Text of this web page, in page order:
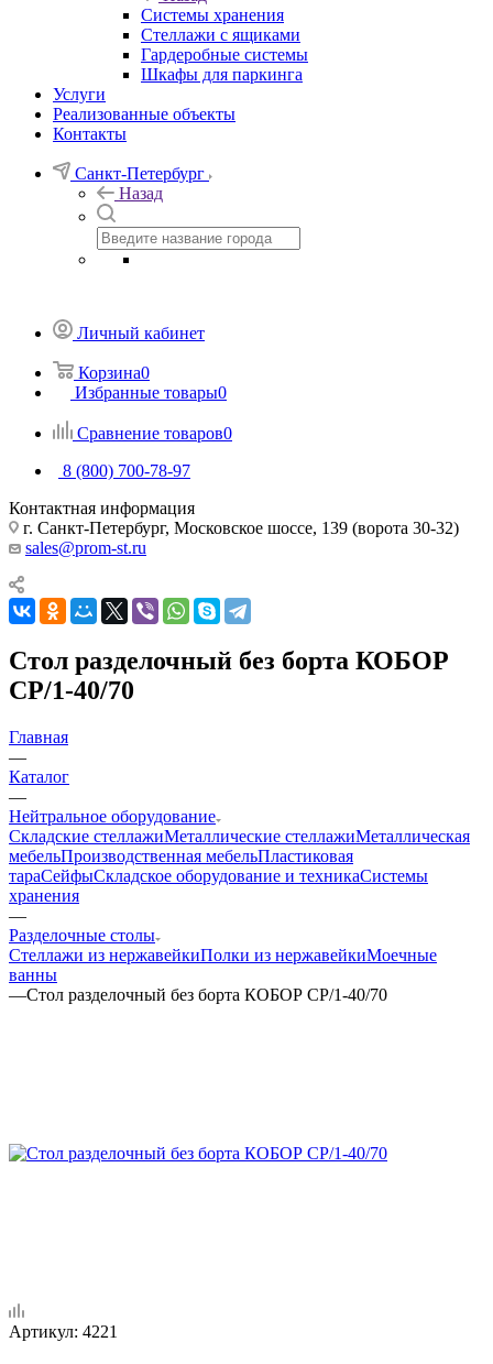
Системы хранения
Стеллажи с ящиками
Гардеробные системы
Шкафы для паркинга
Услуги
Реализованные объекты
Контакты
Санкт-Петербург
Назад
Личный кабинет
Корзина0
Избранные товары0
Сравнение товаров0
8 (800) 700-78-97
Контактная информация
г. Санкт-Петербург, Московское шоссе, 139 (ворота 30-32)
sales@prom-st.ru
Стол разделочный без борта КОБОР
СР/1-40/70
Главная
—
Каталог
—
Нейтральное оборудование
Складские стеллажиМеталлические стеллажиМеталлическая
мебельПроизводственная мебельПластиковая
тараСейфыСкладское оборудование и техникаСистемы
хранения
—
Разделочные столы
Стеллажи из нержавейкиПолки из нержавейкиМоечные
ванны
—Стол разделочный без борта КОБОР СР/1-40/70
Артикул: 4221